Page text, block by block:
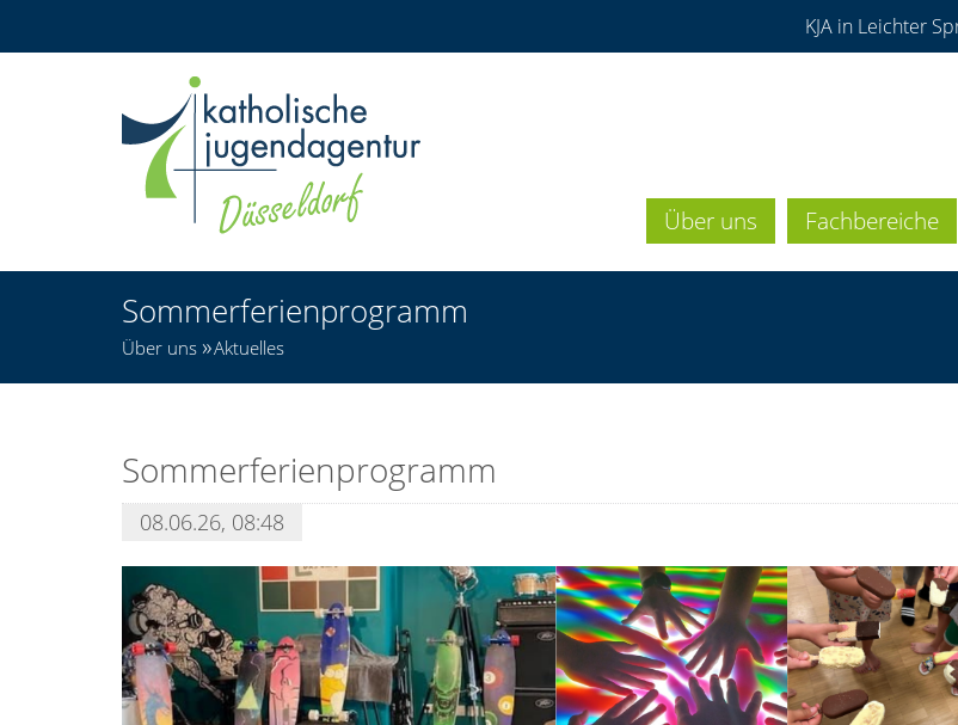
KJA in Leichter
Über uns Fachbereiche
Sommerferienprogramm
Über uns Aktuelles
Sommerferienprogramm
08.06.26, 08:48